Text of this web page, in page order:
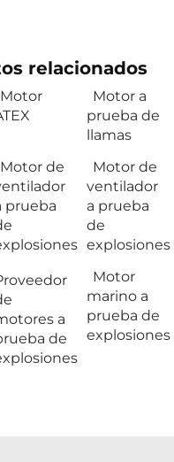
relacionados
Motor
Motor a
prueba de
llamas
Motor de
prueba
Motor de
ventilador
a prueba
de
explosiones
a
de
Motor
marino a
prueba de
explosiones